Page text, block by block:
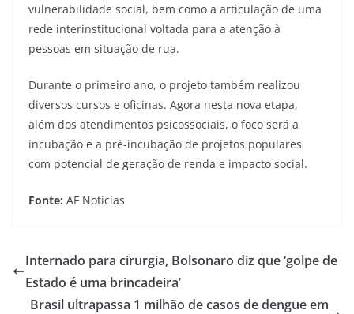
vulnerabilidade social, bem como a articulação de uma
rede interinstitucional voltada para a atenção à
pessoas em situação de rua.
Durante o primeiro ano, o projeto também realizou
diversos cursos e oficinas. Agora nesta nova etapa,
além dos atendimentos psicossociais, o foco será a
incubação e a pré-incubação de projetos populares
com potencial de geração de renda e impacto social.
Fonte: AF Noticias
Internado para cirurgia, Bolsonaro diz que ‘golpe de
Estado é uma brincadeira’
Brasil ultrapassa 1 milhão de casos de dengue em